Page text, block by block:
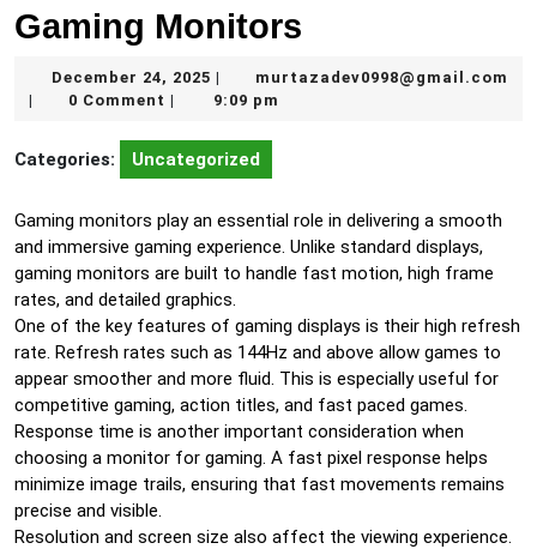
Gaming Monitors
December 24, 2025 December
24,
murtazadev0998@gmail.com
murtazadev0998@gmail.com
0 Comment 9:09 pm
Categories: Uncategorized
Gaming monitors play an essential role in delivering a smooth
and immersive gaming experience. Unlike standard displays,
gaming monitors are built to handle fast motion, high frame
rates, and detailed graphics.
One of the key features of gaming displays is their high refresh
rate. Refresh rates such as 144Hz and above allow games to
appear smoother and more fluid. This is especially useful for
competitive gaming, action titles, and fast paced games.
Response time is another important consideration when
choosing a monitor for gaming. A fast pixel response helps
minimize image trails, ensuring that fast movements remains
precise and visible.
Resolution and screen size also affect the viewing experience.